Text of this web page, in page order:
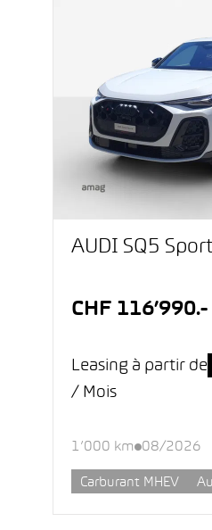
AUDI SQ5
CHF 116’990.-
Leasing à partir de
/ Mois
1’000 km 08/2026
Carburant MHEV